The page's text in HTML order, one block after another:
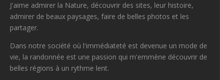
J'aime admirer la Nature, découvrir des sites, leur histoire,
admirer de beaux paysages, faire de belles photos et les
partager.
Dans notre société où l'immédiateté est devenue un mode de
vie, la randonnée est une passion qui m'emmène découvrir de
belles régions à un rythme lent.